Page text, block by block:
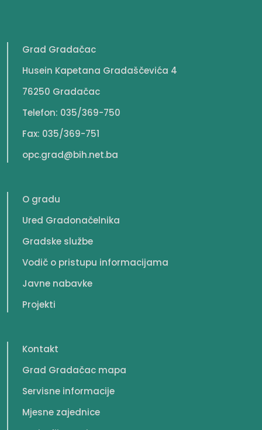
Grad Gradačac
Husein Kapetana Gradaščevića 4
76250 Gradačac
Telefon: 035/369-750
Fax: 035/369-751
opc.grad@bih.net.ba
O gradu
Ured Gradonačelnika
Gradske službe
Vodič o pristupu informacijama
Javne nabavke
Projekti
Kontakt
Grad Gradačac mapa
Servisne informacije
Mjesne zajednice